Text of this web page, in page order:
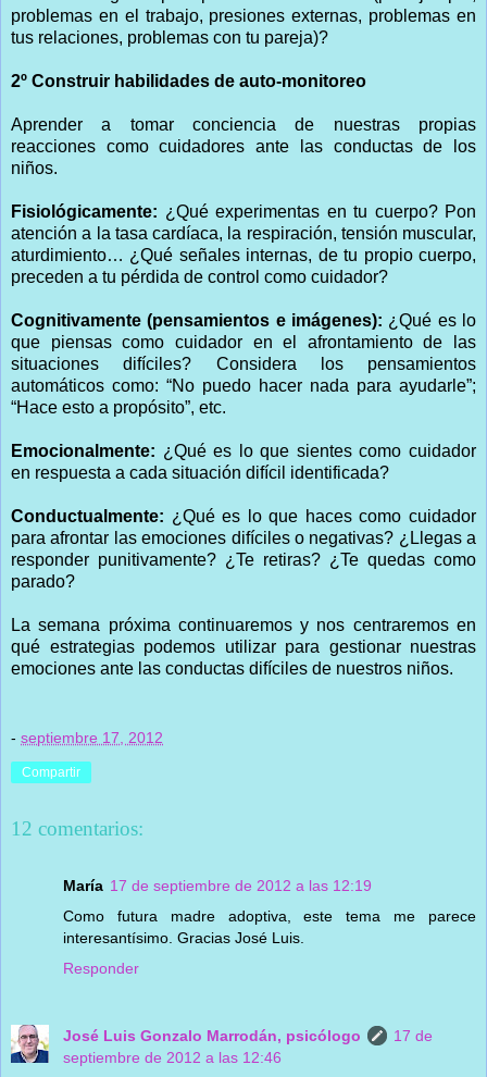
problemas en el trabajo, presiones externas, problemas en
tus relaciones, problemas con tu pareja)?
2º Construir habilidades de auto-monitoreo
Aprender a tomar conciencia de nuestras propias
reacciones como cuidadores ante las conductas de los
niños.
Fisiológicamente: ¿Qué experimentas en tu cuerpo? Pon
atención a la tasa cardíaca, la respiración, tensión muscular,
aturdimiento… ¿Qué señales internas, de tu propio cuerpo,
preceden a tu pérdida de control como cuidador?
Cognitivamente (pensamientos e imágenes): ¿Qué es lo
que piensas como cuidador en el afrontamiento de las
situaciones difíciles? Considera los pensamientos
automáticos como: “No puedo hacer nada para ayudarle”;
“Hace esto a propósito”, etc.
Emocionalmente: ¿Qué es lo que sientes como cuidador
en respuesta a cada situación difícil identificada?
Conductualmente: ¿Qué es lo que haces como cuidador
para afrontar las emociones difíciles o negativas? ¿Llegas a
responder punitivamente? ¿Te retiras? ¿Te quedas como
parado?
La semana próxima continuaremos y nos centraremos en
qué estrategias podemos utilizar para gestionar nuestras
emociones ante las conductas difíciles de nuestros niños.
- septiembre 17, 2012
Compartir
12 comentarios:
María 17 de septiembre de 2012 a las 12:19
Como futura madre adoptiva, este tema me parece
interesantísimo. Gracias José Luis.
Responder
José Luis Gonzalo Marrodán, psicólogo
17 de
septiembre de 2012 a las 12:46